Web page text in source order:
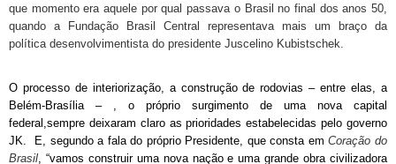
que momento era aquele por qual passava o Brasil no final dos anos 50,
quando a Fundação Brasil Central representava mais um braço da
política desenvolvimentista do presidente Juscelino Kubistschek.
O processo de interiorização, a construção de rodovias – entre elas, a
Belém-Brasília – , o próprio surgimento de uma nova capital
federal,sempre deixaram claro as prioridades estabelecidas pelo governo
JK. E, segundo a fala do próprio Presidente, que consta emCoração do
Brasil , “vamos construir uma nova nação e uma grande obra civilizadora